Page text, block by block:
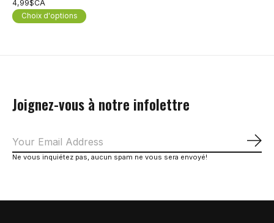
4,99$CA
Choix d'options
Joignez-vous à notre infolettre
Ne vous inquiétez pas, aucun spam ne vous sera envoyé!